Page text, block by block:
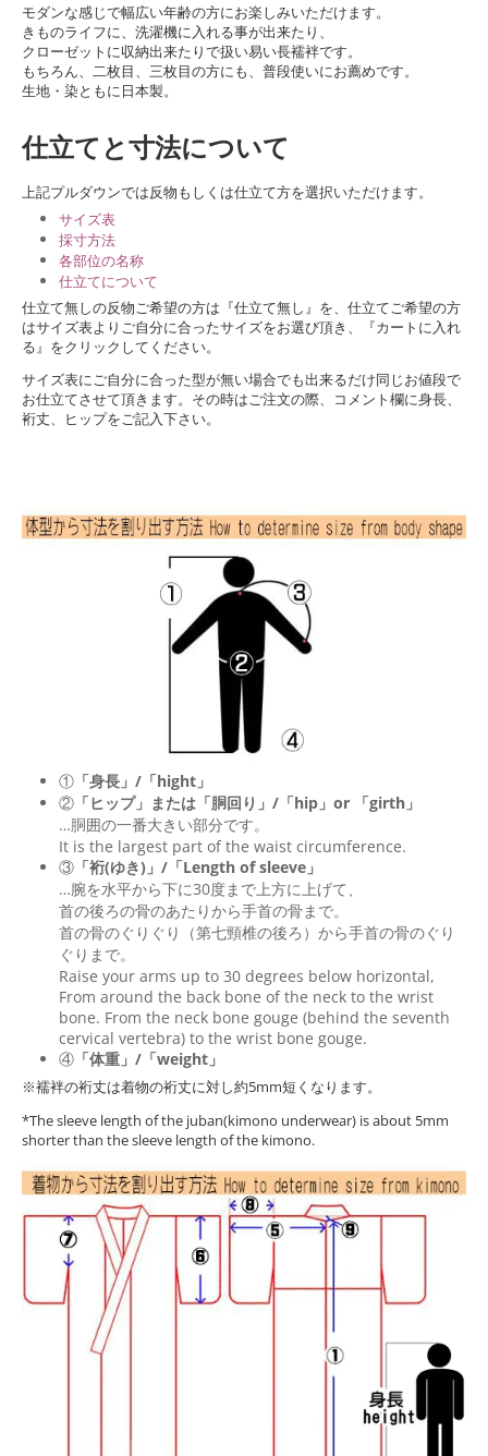
モダンな感じで幅広い年齢の方にお楽しみいただけます。
きものライフに、洗濯機に入れる事が出来たり、
クローゼットに収納出来たりで扱い易い長襦袢です。
もちろん、二枚目、三枚目の方にも、普段使いにお薦めです。
生地・染ともに日本製。
仕立てと寸法について
上記プルダウンでは反物もしくは仕立て方を選択いただけます。
サイズ表
採寸方法
各部位の名称
仕立てについて
仕立て無しの反物ご希望の方は『仕立て無し』を、仕立てご希望の方
はサイズ表よりご自分に合ったサイズをお選び頂き、『カートに入れ
る』をクリックしてください。
サイズ表にご自分に合った型が無い場合でも出来るだけ同じお値段で
お仕立てさせて頂きます。その時はご注文の際、コメント欄に身長、
裄丈、ヒップをご記入下さい。
① 「身長」/「hight」
② 「ヒップ」または「胴回り」/「hip 」or 「girth 」
…胴囲の一番大きい部分です。
It is the largest part of the waist circumference.
③ 「裄(ゆき)」/「Length of sleeve」
…腕を水平から下に30度まで上方に上げて、
首の後ろの骨のあたりから手首の骨まで。
首の骨のぐりぐり（第七頸椎の後ろ）から手首の骨のぐり
ぐりまで。
Raise your arms up to 30 degrees below horizontal,
From around the back bone of the neck to the wrist
bone. From the neck bone gouge (behind the seventh
cervical vertebra) to the wrist bone gouge.
④ 「体重」/「weight」
※襦袢の裄丈は着物の裄丈に対し約5mm短くなります。
*The sleeve length of the juban(kimono underwear) is about 5mm
shorter than the sleeve length of the kimono.